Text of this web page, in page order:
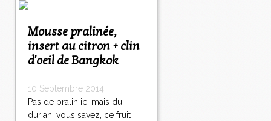
Mousse pralinée,
insert au citron + clin
d'oeil de Bangkok
10 Septembre 2014
Pas de pralin ici mais du
durian, vous savez, ce fruit